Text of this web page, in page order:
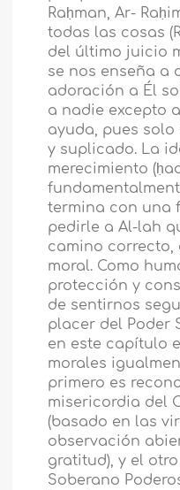
Raḥman, Ar-
todas las cosas
del último juicio
se nos enseña a
adoración a Él
a nadie excepto
ayuda, pues solo
y suplicado. La
merecimiento
termina con una
pedirle a Al-lah
camino correcto,
moral. Como
protección y
de sentirnos
placer del Poder
en este capítulo
morales
primero es
misericordia del
(basado en las
observación
gratitud), y el
Soberano